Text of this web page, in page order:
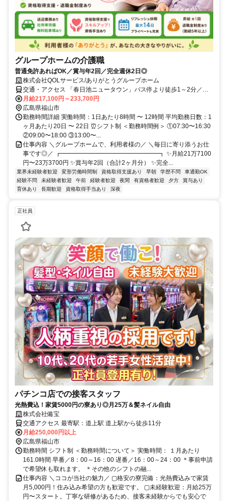
グループホームの介護職
普通免許あればOK／賞与年2回／完全週休2日◎
株式会社QOLサービス/ありがとうグループホーム
交通・アクセス 「春日池ニュータウン」バス停より徒歩1～2分／車
通勤OK★無料駐車場あり
月給217,100円～233,700円
広島県福山市
勤務時間詳細 実働時間：1日あたり8時間 〜 12時間 平均勤務日数：1
ヶ月あたり20日 〜 22日 ⏰シフト制 ＜勤務時間例＞ ①07:30〜16:30
②09:00〜18:00 ③13:00〜...
仕事内容 ＼グループホームで、利用者様の／ ＼毎日に寄り添うお仕
事です◎／ ┏━━━━━━━━━━━━━━━━┓ ✨月給21万7100
円〜23万3700円 ✨賞与年2回（合計2ヶ月分） ✨完全...
業界未経験者歓迎 変形労働時間制 資格取得支援あり 早朝 学歴不問
車通勤OK
経験不問
未経験者歓迎 午前 経験者歓迎 夜間 有資格者歓迎 夕方
賞与あり
育休あり
長期歓迎 資格取得手当あり 深夜
正社員
パチンコ店での接客スタッフ
光熱費込！家賃5000円の寮あり◎月25万＆髪ネイル自由
株式会社備宝
交通アクセス 最寄駅：道上駅 道上駅から徒歩11分
月給250,000円以上
広島県福山市
勤務時間 シフト制 ＜勤務時間について＞ 実働時間： １月あたり
161.0時間 早番／8：00～16：00 遅番／16：00～24：00 ＊事前申請
で希望休も取れます。 ＊その他のシフトの融...
仕事内容 ＼ココが当社の魅力／ ▢格安の寮完備：光熱費込みで家賃
月5,000円！住み込み希望の方も歓迎です。 ▢未経験歓迎：月給25万
円〜スタート。丁寧な研修があるため、接客未経験からでも安心で